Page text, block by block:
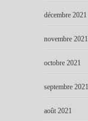
décembre 2021
novembre 2021
octobre 2021
septembre 2021
août 2021